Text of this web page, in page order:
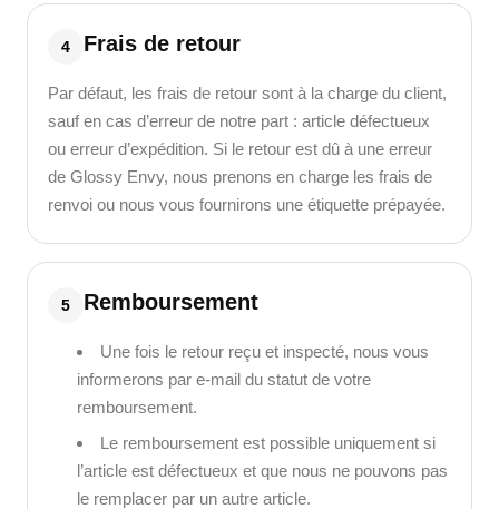
4 Frais de retour
Par défaut, les frais de retour sont à la charge du client,
sauf en cas d’erreur de notre part : article défectueux
ou erreur d’expédition. Si le retour est dû à une erreur
de Glossy Envy, nous prenons en charge les frais de
renvoi ou nous vous fournirons une étiquette prépayée.
5 Remboursement
Une fois le retour reçu et inspecté, nous vous
informerons par e-mail du statut de votre
remboursement.
Le remboursement est possible uniquement si
l’article est défectueux et que nous ne pouvons pas
le remplacer par un autre article.